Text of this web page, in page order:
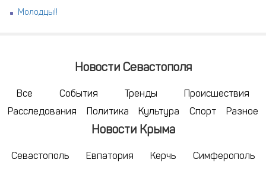
Молодцы!!
Новости Севастополя
Все События Тренды
Происшествия
Расследования
Политика Культура Спорт Разное
Новости Крыма
Севастополь Евпатория Керчь
Симферополь